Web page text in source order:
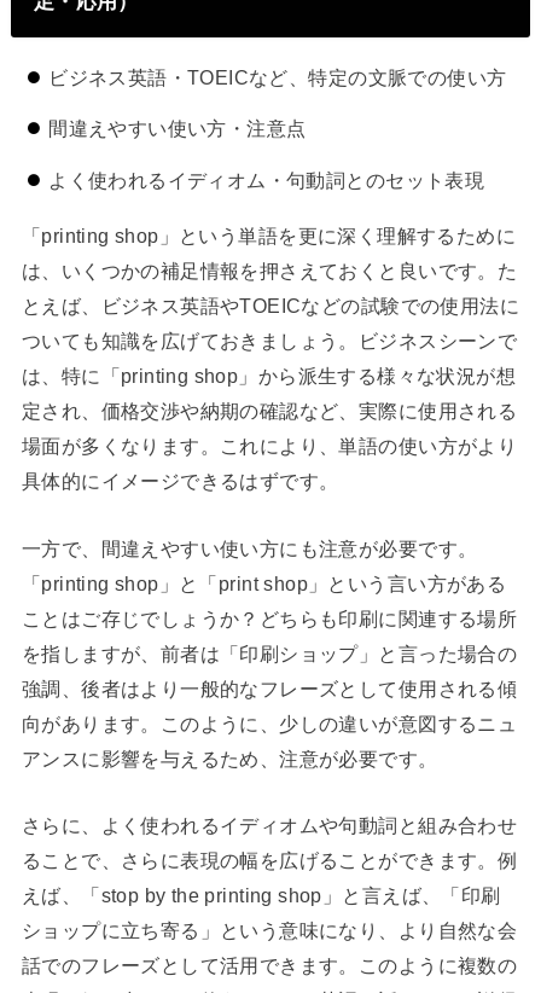
ビジネス英語・TOEICなど、特定の文脈での使い方
間違えやすい使い方・注意点
よく使われるイディオム・句動詞とのセット表現
「printing shop」という単語を更に深く理解するために
は、いくつかの補足情報を押さえておくと良いです。た
とえば、ビジネス英語やTOEICなどの試験での使用法に
ついても知識を広げておきましょう。ビジネスシーンで
は、特に「printing shop」から派生する様々な状況が想
定され、価格交渉や納期の確認など、実際に使用される
場面が多くなります。これにより、単語の使い方がより
具体的にイメージできるはずです。
一方で、間違えやすい使い方にも注意が必要です。
「printing shop」と「print shop」という言い方がある
ことはご存じでしょうか？どちらも印刷に関連する場所
を指しますが、前者は「印刷ショップ」と言った場合の
強調、後者はより一般的なフレーズとして使用される傾
向があります。このように、少しの違いが意図するニュ
アンスに影響を与えるため、注意が必要です。
さらに、よく使われるイディオムや句動詞と組み合わせ
ることで、さらに表現の幅を広げることができます。例
えば、「stop by the printing shop」と言えば、「印刷
ショップに立ち寄る」という意味になり、より自然な会
話でのフレーズとして活用できます。このように複数の